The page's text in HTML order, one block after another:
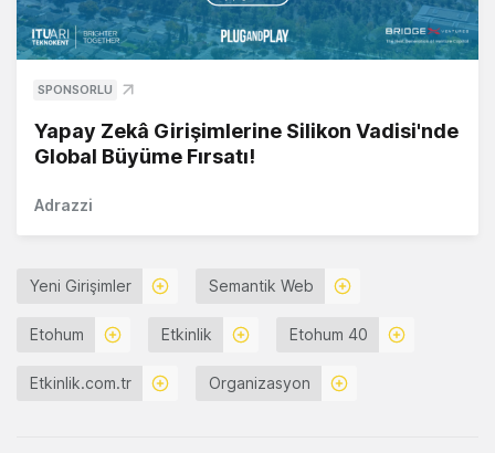
SPONSORLU
Yapay Zekâ Girişimlerine Silikon Vadisi'nde
Global Büyüme Fırsatı!
Adrazzi
Yeni Girişimler Semantik Web
Etohum Etkinlik Etohum 40
Etkinlik.com.tr Organizasyon